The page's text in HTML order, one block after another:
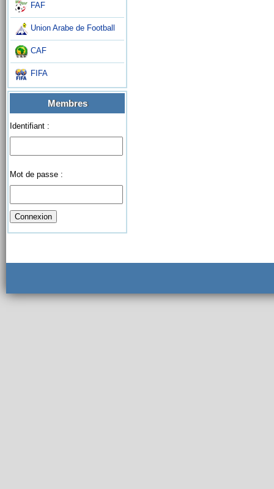
FAF
Union Arabe de Football
CAF
FIFA
Membres
Identifiant :
Mot de passe :